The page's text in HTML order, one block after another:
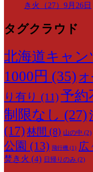
き火（27）9月26日
タグクラウド
北海道キャン
1000円 (35)
り有り (11)予約
制限なし (27)
(17)林間 (8) 山の中 (2)
公園 (13) 飛行機 (1) 広
焚き火 (4) 日帰りのみ (2)